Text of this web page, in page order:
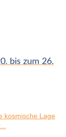
bis zum 26.
kosmische Lage